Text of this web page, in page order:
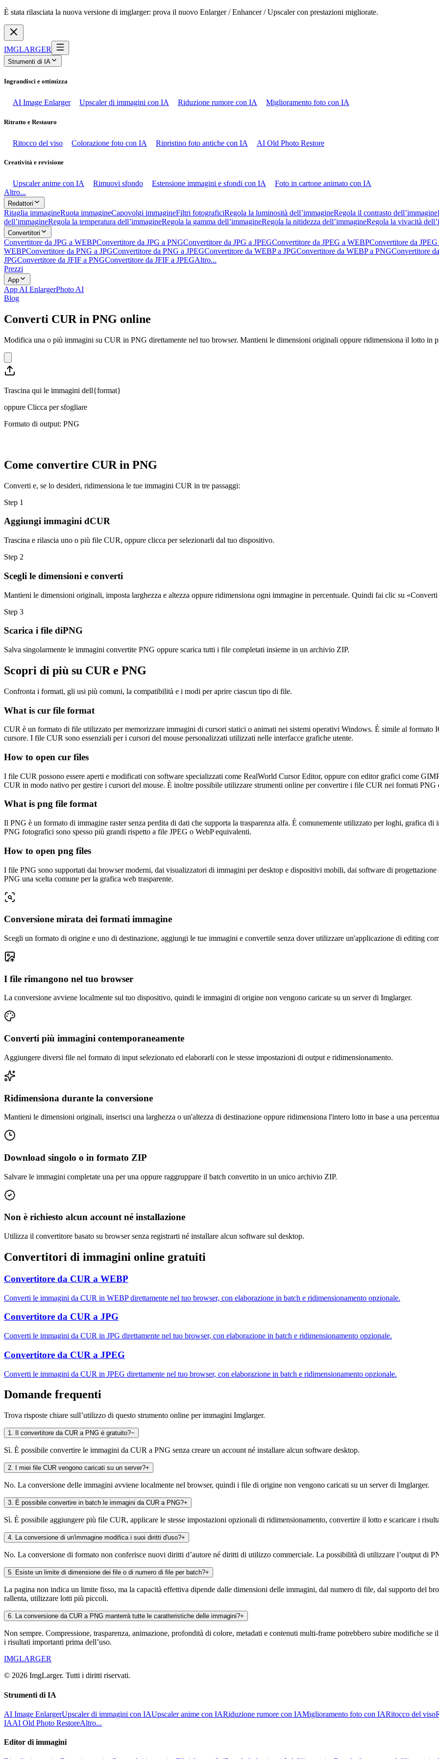
È stata rilasciata la nuova versione di imglarger: prova il nuovo Enlarger / Enhancer / Upscaler con prestazioni migliorate.
IMGLARGER
Strumenti di IA
Ingrandisci e ottimizza
AI Image Enlarger Upscaler di immagini con IA Riduzione rumore con IA Miglioramento foto con IA
Ritratto e Restauro
Ritocco del viso Colorazione foto con IA Ripristino foto antiche con IA AI Old Photo Restore
Creatività e revisione
Upscaler anime con IA Rimuovi sfondo Estensione immagini e sfondi con IA
Foto in cartone animato con IA
Altro...
Redattori
Ritaglia immagineRuota immagineCapovolgi immagineFiltri fotograficiRegola la luminosità dell’immagineRegola il contrasto dell’immagine
dell’immagineRegola la temperatura dell’immagineRegola la gamma dell’immagineRegola la nitidezza dell’immagineRegola la vivacità
Convertitori
Convertitore da JPG a WEBPConvertitore da JPG a PNGConvertitore da JPG a JPEGConvertitore da JPEG a WEBPConvertitore da JPEG
WEBPConvertitore da PNG a JPGConvertitore da PNG a JPEGConvertitore da WEBP a JPGConvertitore da WEBP a PNGConvertitore
JPGConvertitore da JFIF a PNGConvertitore da JFIF a JPEGAltro...
Prezzi
App
App AI EnlargerPhoto AI
Blog
Converti CUR in PNG online
Modifica una o più immagini su CUR in PNG direttamente nel tuo browser. Mantieni le dimensioni originali oppure ridimensiona il lotto in
Trascina qui le immagini dell{format}
oppure Clicca per sfogliare
Formato di output: PNG
Come convertire CUR in PNG
Converti e, se lo desideri, ridimensiona le tue immagini CUR in tre passaggi:
Step 1
Aggiungi immagini dCUR
Trascina e rilascia uno o più file CUR, oppure clicca per selezionarli dal tuo dispositivo.
Step 2
Scegli le dimensioni e converti
Mantieni le dimensioni originali, imposta larghezza e altezza oppure ridimensiona ogni immagine in percentuale. Quindi fai clic su
Step 3
Scarica i file diPNG
Salva singolarmente le immagini convertite PNG oppure scarica tutti i file completati insieme in un archivio ZIP.
Scopri di più su CUR e PNG
Confronta i formati, gli usi più comuni, la compatibilità e i modi per aprire ciascun tipo di file.
What is cur file format
CUR è un formato di file utilizzato per memorizzare immagini di cursori statici o animati nei sistemi operativi Windows. È simile al formato
cursore. I file CUR sono essenziali per i cursori del mouse personalizzati utilizzati nelle interfacce grafiche utente.
How to open cur files
I file CUR possono essere aperti e modificati con software specializzati come RealWorld Cursor Editor, oppure con editor grafici come
CUR in modo nativo per gestire i cursori del mouse. È inoltre possibile utilizzare strumenti online per convertire i file CUR nei formati PNG
What is png file format
Il PNG è un formato di immagine raster senza perdita di dati che supporta la trasparenza alfa. È comunemente utilizzato per loghi, grafica
PNG fotografici sono spesso più grandi rispetto a file JPEG o WebP equivalenti.
How to open png files
I file PNG sono supportati dai browser moderni, dai visualizzatori di immagini per desktop e dispositivi mobili, dai software di
PNG una scelta comune per la grafica web trasparente.
Conversione mirata dei formati immagine
Scegli un formato di origine e uno di destinazione, aggiungi le tue immagini e convertile senza dover utilizzare un'applicazione di editing
I file rimangono nel tuo browser
La conversione avviene localmente sul tuo dispositivo, quindi le immagini di origine non vengono caricate su un server di Imglarger.
Converti più immagini contemporaneamente
Aggiungere diversi file nel formato di input selezionato ed elaborarli con le stesse impostazioni di output e ridimensionamento.
Ridimensiona durante la conversione
Mantieni le dimensioni originali, inserisci una larghezza o un'altezza di destinazione oppure ridimensiona l'intero lotto in base a una
Download singolo o in formato ZIP
Salvare le immagini completate una per una oppure raggruppare il batch convertito in un unico archivio ZIP.
Non è richiesto alcun account né installazione
Utilizza il convertitore basato su browser senza registrarti né installare alcun software sul desktop.
Convertitori di immagini online gratuiti
Convertitore da CUR a WEBP
Converti le immagini da CUR in WEBP direttamente nel tuo browser, con elaborazione in batch e ridimensionamento opzionale.
Convertitore da CUR a JPG
Converti le immagini da CUR in JPG direttamente nel tuo browser, con elaborazione in batch e ridimensionamento opzionale.
Convertitore da CUR a JPEG
Converti le immagini da CUR in JPEG direttamente nel tuo browser, con elaborazione in batch e ridimensionamento opzionale.
Domande frequenti
Trova risposte chiare sull’utilizzo di questo strumento online per immagini Imglarger.
1. Il convertitore da CUR a PNG è gratuito?−
Sì. È possibile convertire le immagini da CUR a PNG senza creare un account né installare alcun software desktop.
2. I miei file CUR vengono caricati su un server?+
No. La conversione delle immagini avviene localmente nel browser, quindi i file di origine non vengono caricati su un server di Imglarger.
3. È possibile convertire in batch le immagini da CUR a PNG?+
Sì. È possibile aggiungere più file CUR, applicare le stesse impostazioni opzionali di ridimensionamento, convertire il lotto e scaricare i
4. La conversione di un'immagine modifica i suoi diritti d'uso?+
No. La conversione di formato non conferisce nuovi diritti d’autore né diritti di utilizzo commerciale. La possibilità di utilizzare l’output di
5. Esiste un limite di dimensione dei file o di numero di file per batch?+
La pagina non indica un limite fisso, ma la capacità effettiva dipende dalle dimensioni delle immagini, dal numero di file, dal supporto del
rallenta, utilizzare lotti più piccoli.
6. La conversione da CUR a PNG manterrà tutte le caratteristiche delle immagini?+
Non sempre. Compressione, trasparenza, animazione, profondità di colore, metadati e contenuti multi-frame potrebbero subire modifiche
i risultati importanti prima dell’uso.
IMGLARGER
© 2026 ImgLarger. Tutti i diritti riservati.
Strumenti di IA
AI Image EnlargerUpscaler di immagini con IAUpscaler anime con IARiduzione rumore con IAMiglioramento foto con IARitocco del viso
IAAI Old Photo RestoreAltro...
Editor di immagini